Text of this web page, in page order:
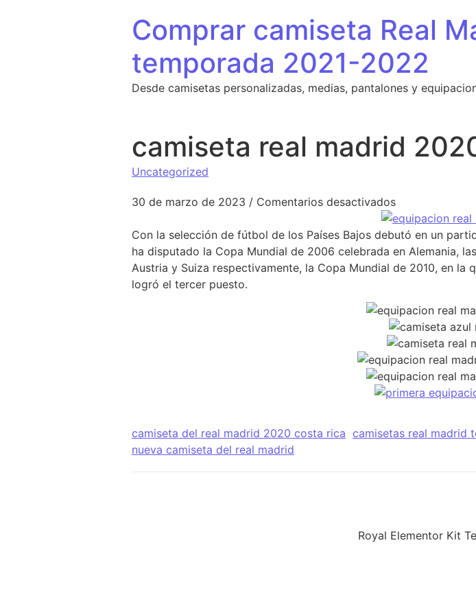
Comprar camiseta Real
temporada 2021-2022
Desde camisetas personalizadas, medias, pantalones y
camiseta real madrid
Uncategorized
30 de marzo de 2023 / Comentarios desactivadosen camiseta
Con la selección de fútbol de los Países Bajos debutó en un
ha disputado la Copa Mundial de 2006 celebrada en Alemania,
Austria y Suiza respectivamente, la Copa Mundial de 2010, en la
logró el tercer puesto.
camiseta del real madrid 2020 costa rica camisetas real madrid
nueva camiseta del real madrid
Royal Elementor Kit